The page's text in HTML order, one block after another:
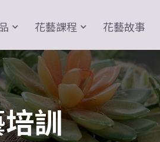
花藝課程 花藝故事
訓